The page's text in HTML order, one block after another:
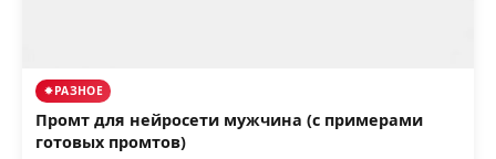
РАЗНОЕ
Промт для нейросети мужчина (с примерами
готовых промтов)